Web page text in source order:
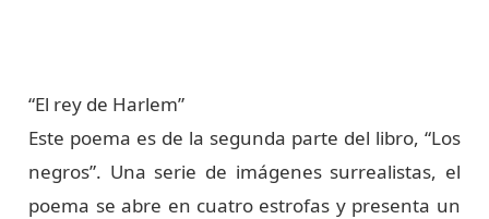
“El rey de Harlem”
Este poema es de la segunda parte del libro, “Los
negros”. Una serie de imágenes surrealistas, el
poema se abre en cuatro estrofas y presenta un